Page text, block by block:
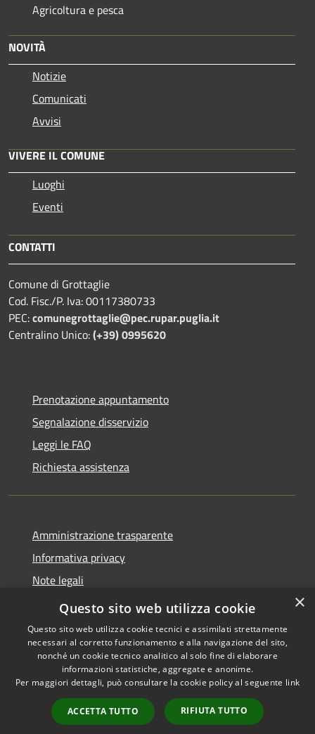
Agricoltura e pesca
NOVITÀ
Notizie
Comunicati
Avvisi
VIVERE IL COMUNE
Luoghi
Eventi
CONTATTI
Comune di Grottaglie
Cod. Fisc./P. Iva: 00117380733
PEC:comunegrottaglie@pec.rupar.puglia.it
Centralino Unico:(+39) 0995620
Prenotazione appuntamento
Segnalazione disservizio
Leggi le FAQ
Richiesta assistenza
Amministrazione trasparente
Informativa privacy
Note legali
Dichiarazione di accessibilità
Accessibilità
Copyright © 2026 • Comune di
Grottaglie • Powered by
Municipium•
Accesso
redazione
×
Questo sito web utilizza cookie
Questo sito web utilizza cookie tecnici e assimilati strettamente
necessari al corretto funzionamento e alla navigazione del sito,
nonché un cookie tecnico analitico al solo fine di elaborare
informazioni statistiche, aggregate e anonime.
Per maggiori dettagli, può consultare la cookie policy al seguente link
ACCETTA TUTTO RIFIUTA TUTTO